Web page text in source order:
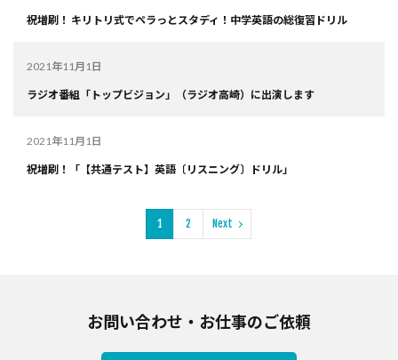
祝増刷！ キリトリ式でペラっとスタディ！中学英語の総復習ドリル
2021年11月1日
ラジオ番組「トップビジョン」（ラジオ高崎）に出演します
2021年11月1日
祝増刷！「【共通テスト】英語〔リスニング〕ドリル」
1 2 Next
お問い合わせ・お仕事のご依頼